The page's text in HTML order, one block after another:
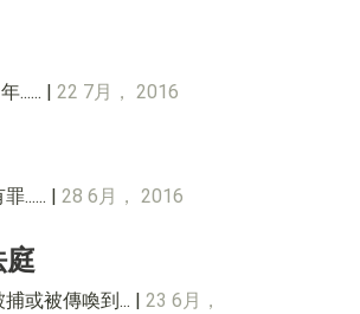
...... | 22 7月， 2016
...... | 28 6月， 2016
庭
或被傳喚到... | 23 6月，